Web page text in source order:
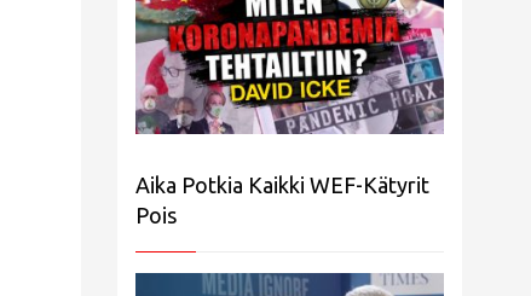
Aika Potkia Kaikki WEF-Kätyrit
Pois